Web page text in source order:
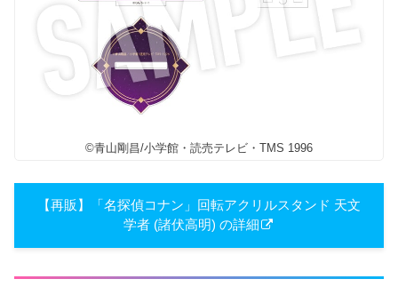
©青山剛昌/小学館・読売テレビ・TMS 1996
【再販】「名探偵コナン」回転アクリルスタンド 天文
学者 (諸伏高明) の詳細